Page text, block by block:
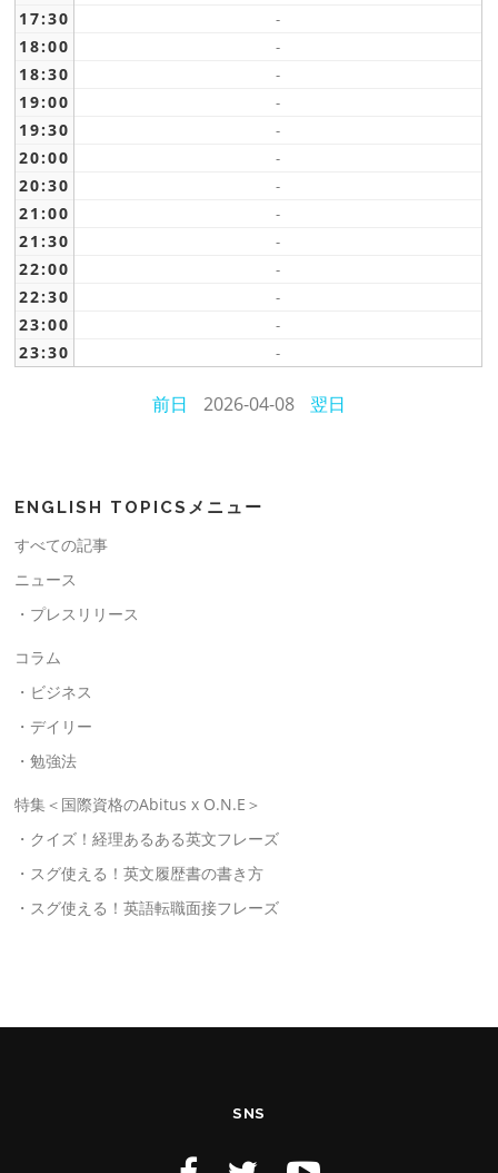
17:30 -
18:00 -
18:30 -
19:00 -
19:30 -
20:00 -
20:30 -
21:00 -
21:30 -
22:00 -
22:30 -
23:00 -
23:30 -
前日 2026-04-08 翌日
ENGLISH TOPICSメニュー
すべての記事
ニュース
・プレスリリース
コラム
・ビジネス
・デイリー
・勉強法
特集＜国際資格のAbitus x O.N.E＞
・クイズ！経理あるある英文フレーズ
・スグ使える！英文履歴書の書き方
・スグ使える！英語転職面接フレーズ
SNS